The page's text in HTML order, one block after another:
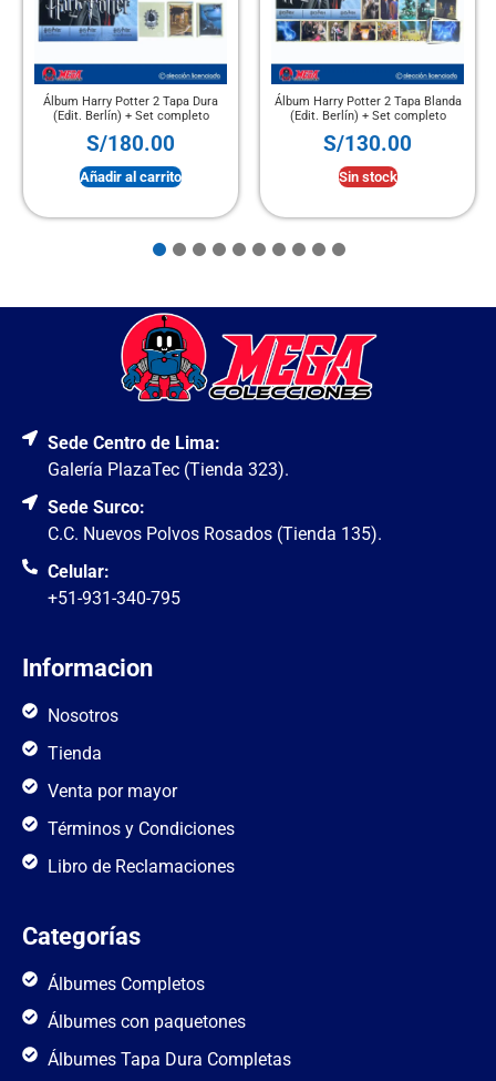
Álbum Harry Potter 2 Tapa Dura
(Edit. Berlín) + Set completo
S/180.00
Añadir al carrito
Álbum Harry Potter 2 Tapa Blanda
(Edit. Berlín) + Set completo
S/130.00
Sin stock
Sede Centro de Lima:
Galería PlazaTec (Tienda 323).
Sede Surco:
C.C. Nuevos Polvos Rosados (Tienda 135).
Celular:
+51-931-340-795
Informacion
Nosotros
Tienda
Venta por mayor
Términos y Condiciones
Libro de Reclamaciones
Categorías
Álbumes Completos
Álbumes con paquetones
Álbumes Tapa Dura Completas